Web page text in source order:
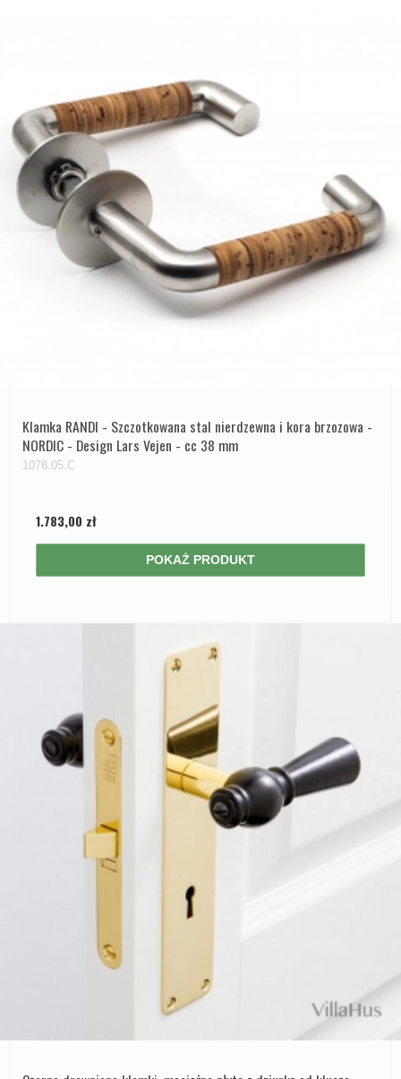
Klamka RANDI - Szczotkowana stal nierdzewna i kora brzozowa -
NORDIC - Design Lars Vejen - cc 38 mm
1078.05.C
1.783,00 zł
POKAŻ PRODUKT